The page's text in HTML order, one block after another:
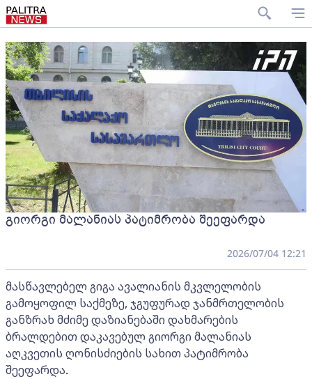
გიორგი მალანიას პატიმრობა შეეფარდა
2026/07/04 12:21
მასწავლებელ გიგა ავალიანის მკვლელობის
გამოყოფილ საქმეზე, ჯგუფურად ჯანმრთელობის
განზრახ მძიმე დაზიანებაში დახმარების
ბრალდებით დაკავებულ გიორგი მალანიას
აღკვეთის ღონისძიების სახით პატიმრობა
შეეფარდა.